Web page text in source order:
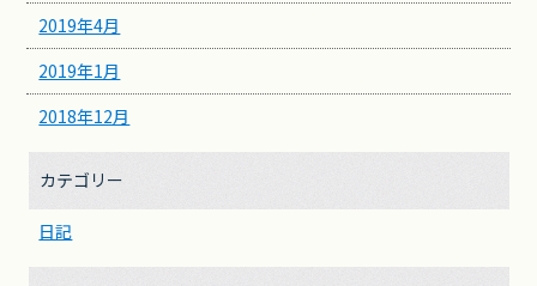
2019年4月
2019年1月
2018年12月
カテゴリー
日記